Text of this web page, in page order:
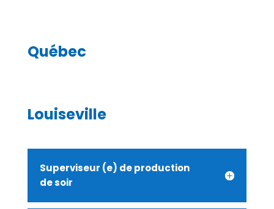
Québec
Louiseville
Superviseur (e) de production
de soir